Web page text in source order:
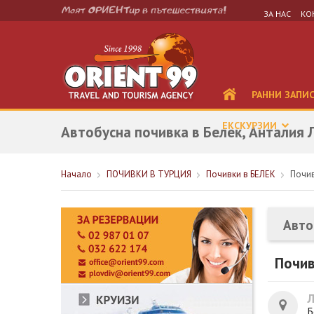
ЗА НАС
РАННИ
ЕКСКУРЗИИ
Автобусна почивка в Белек,
Начало ПОЧИВКИ В ТУРЦИЯ Почивки в БЕЛЕК